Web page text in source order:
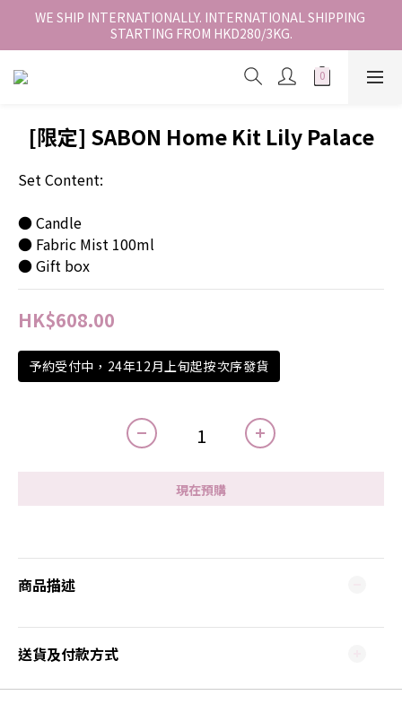
香港地區全店免運。免運費適用於香港順豐站、營業點或智能櫃取
件。
WE SHIP INTERNATIONALLY. INTERNATIONAL SHIPPING
STARTING FROM HKD280/3KG.
香港地區全店免運。免運費適用於香港順豐站、營業點或智能櫃取
[限定] SABON Home Kit Lily Palace
Set Content:
● Candle
● Fabric Mist 100ml
● Gift box
HK$608.00
予約受付中，24年12月上旬起按次序發貨
現在預購
商品描述
送貨及付款方式